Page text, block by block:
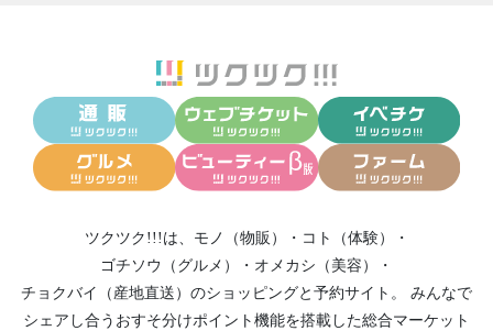
ツクツク!!!は、 モノ（物販） ・ コト（体験）
・
ゴチソウ（グルメ）
・ オメカシ（美容）
・
チョクバイ（産地直送） のショッピングと予約サイト。
みんなで
シェアし合う おすそ分けポイント機能を搭載した総合マーケット